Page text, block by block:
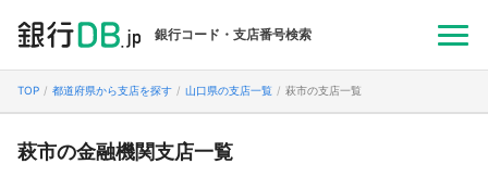
銀行コード・支店番号検索
TOP 都道府県から支店を探す 山口県の支店一覧 萩市の支店一覧
萩市の金融機関支店一覧